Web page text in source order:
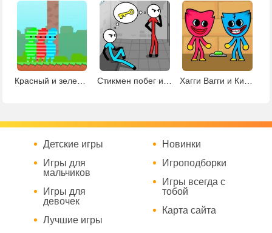
Красный и зеленый: конфетный лес
Детские игры
Игры для
мальчиков
Игры для
девочек
Лучшие игры
Новинки
Игроподборки
Игры всегда с
тобой
Карта сайта